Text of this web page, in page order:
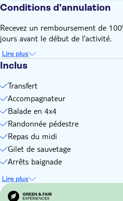
sujets à changement
Conditions d’annulation
Recevez un remboursement de
jours avant le début de l’activité.
Lire plus
Inclus
Transfert
Accompagnateur
Balade en 4x4
Randonnée pédestre
Repas du midi
Gilet de sauvetage
Arrêts baignade
Lire plus